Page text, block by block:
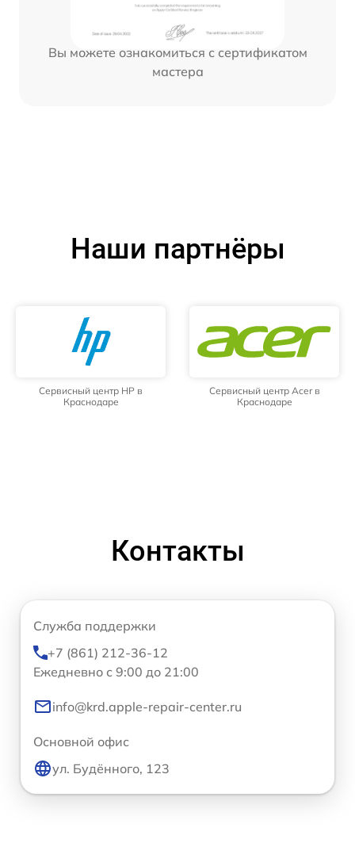
Вы можете ознакомиться с сертификатом
мастера
Наши партнёры
Сервисный центр HP в
Краснодаре
Сервисный центр Acer в
Краснодаре
Контакты
Служба поддержки
+7 (861) 212-36-12
Ежедневно с 9:00 до 21:00
info@krd.apple-repair-center.ru
Основной офис
ул. Будённого, 123